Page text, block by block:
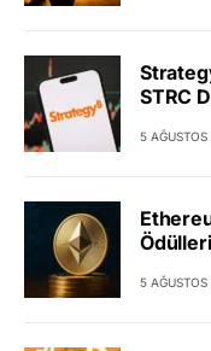
STRC
5
5